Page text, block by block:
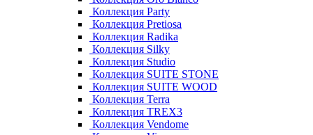
Коллекция Party
Коллекция Pretiosa
Коллекция Radika
Коллекция Silky
Коллекция Studio
Коллекция SUITE STONE
Коллекция SUITE WOOD
Коллекция Terra
Коллекция TREX3
Коллекция Vendome